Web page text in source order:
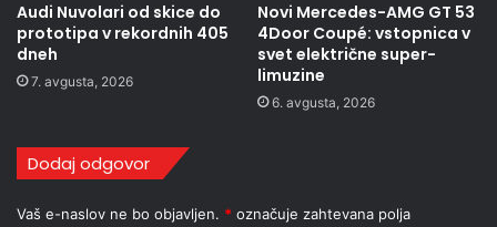
Audi Nuvolari od skice do
prototipa v rekordnih 405
dneh
7. avgusta, 2026
Novi Mercedes-AMG GT 53
4Door Coupé: vstopnica v
svet električne super-
limuzine
6. avgusta, 2026
Dodaj odgovor
Vaš e-naslov ne bo objavljen. * označuje zahtevana polja